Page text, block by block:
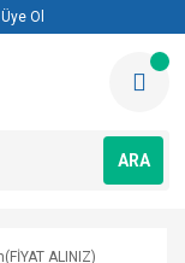
Üye Ol
ARA